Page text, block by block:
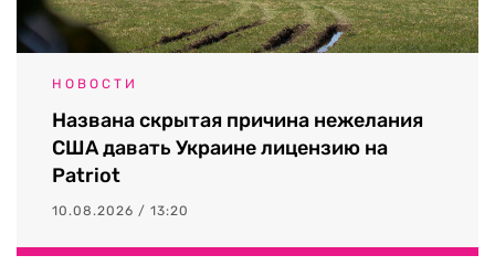
НОВОСТИ
Названа скрытая причина нежелания
США давать Украине лицензию на
Patriot
10.08.2026 / 13:20